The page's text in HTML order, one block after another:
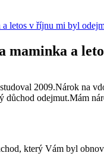
letos v říjnu mi byl
maminka a
2009.Nárok na
odejmut.Mám
který Vám byl